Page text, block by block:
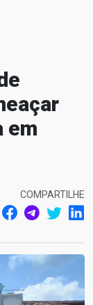
em
COMPARTILHE